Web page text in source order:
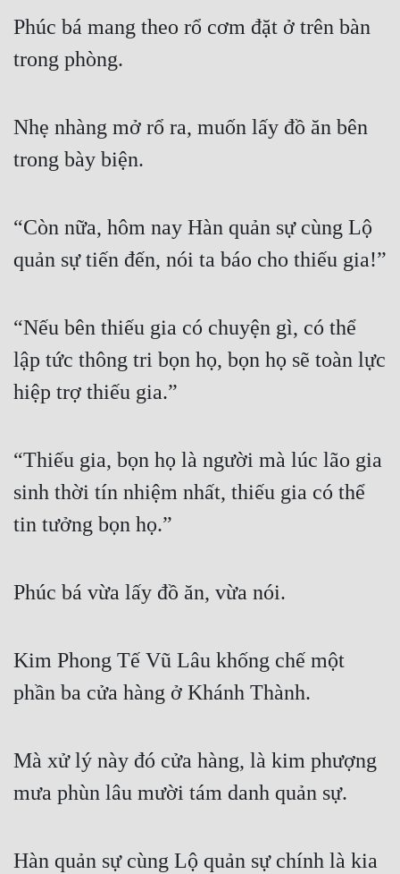
Phúc bá mang theo rổ cơm đặt ở trên bàn
trong phòng.
Nhẹ nhàng mở rổ ra, muốn lấy đồ ăn bên
trong bày biện.
“Còn nữa, hôm nay Hàn quản sự cùng Lộ
quản sự tiến đến, nói ta báo cho thiếu gia!”
“Nếu bên thiếu gia có chuyện gì, có thể
lập tức thông tri bọn họ, bọn họ sẽ toàn lực
hiệp trợ thiếu gia.”
“Thiếu gia, bọn họ là người mà lúc lão gia
sinh thời tín nhiệm nhất, thiếu gia có thể
tin tưởng bọn họ.”
Phúc bá vừa lấy đồ ăn, vừa nói.
Kim Phong Tế Vũ Lâu khống chế một
phần ba cửa hàng ở Khánh Thành.
Mà xử lý này đó cửa hàng, là kim phượng
mưa phùn lâu mười tám danh quản sự.
Hàn quản sự cùng Lộ quản sự chính là kia